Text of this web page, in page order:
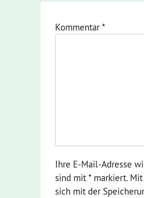
Kommentar*
Ihre E-Mail-Adresse
sind mit * markiert.
sich mit der